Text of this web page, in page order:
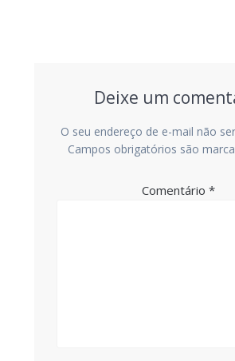
Deixe um
O seu endereço de e-mail não
Campos obrigatórios são
Comentário *